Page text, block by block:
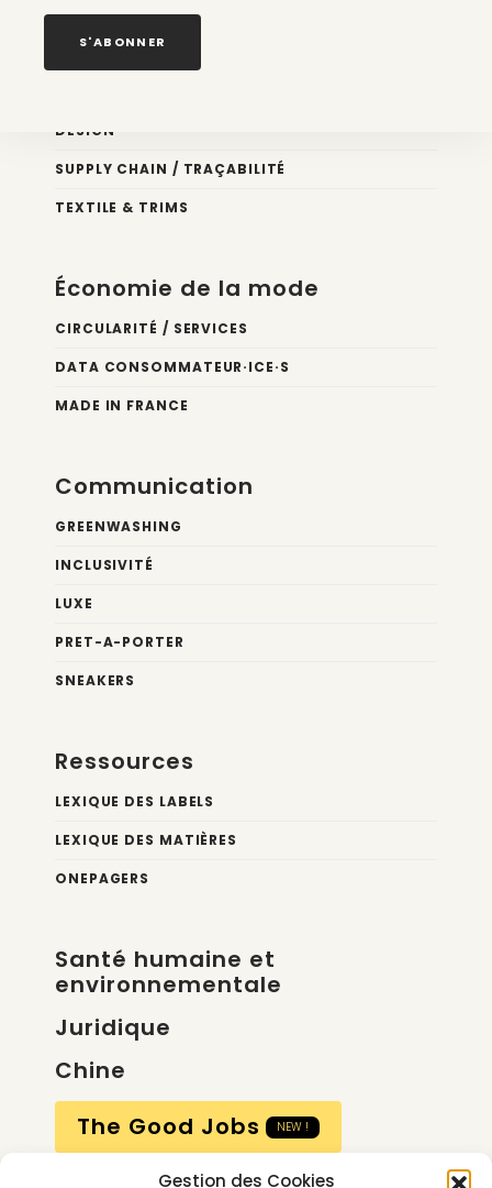
Gestion des Cookies
DESIGN
SUPPLY CHAIN / TRAÇABILITÉ
TEXTILE & TRIMS
Économie de la mode
CIRCULARITÉ / SERVICES
DATA CONSOMMATEUR·ICE·S
MADE IN FRANCE
Communication
GREENWASHING
INCLUSIVITÉ
LUXE
PRET-A-PORTER
SNEAKERS
Ressources
LEXIQUE DES LABELS
LEXIQUE DES MATIÈRES
ONEPAGERS
Santé humaine et
environnementale
Juridique
Chine
The Good Jobs
NEW !
S'ABONNER